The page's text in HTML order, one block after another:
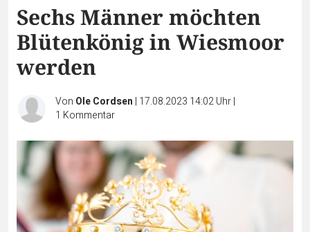
Sechs Männer möchten
Blütenkönig in Wiesmoor
werden
Von Ole Cordsen | 17.08.2023 14:02 Uhr|
1 Kommentar